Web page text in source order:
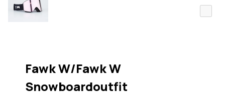
Fawk W/Fawk W
Snowboardoutfit